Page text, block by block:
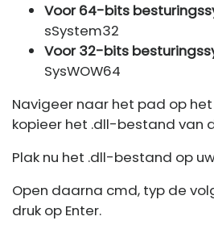
Voor 64-bits
sSystem32
Voor 32-bits
SysWOW64
Navigeer naar het pad op
kopieer het .dll-bestand van
Plak nu het .dll-bestand op
Open daarna cmd, typ de
druk op Enter.